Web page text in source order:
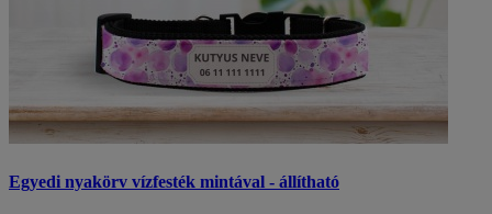
Egyedi nyakörv vízfesték mintával - állítható